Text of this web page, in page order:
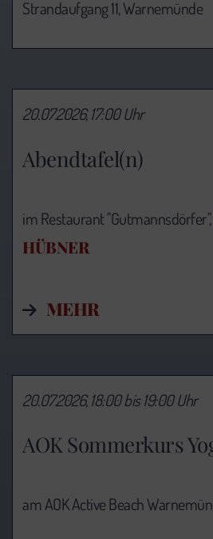
Strandaufgang 11, Warnemünde
Abendtafel(n)
20.07.2026, 17:00 Uhr
im Restaurant "Gutmannsdörfer",
HÜBNER
MEHR
AOK Sommerkurs
20.07.2026, 18:00 bis 19:00 Uhr
am AOK Active Beach